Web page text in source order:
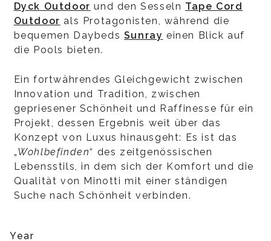
Dyck Outdoor und den Sesseln Tape Cord
Outdoor als Protagonisten, während die
bequemen Daybeds Sunray einen Blick auf
die Pools bieten.
Ein fortwährendes Gleichgewicht zwischen
Innovation und Tradition, zwischen
gepriesener Schönheit und Raffinesse für ein
Projekt, dessen Ergebnis weit über das
Konzept von Luxus hinausgeht: Es ist das
„Wohlbefinden“ des zeitgenössischen
Lebensstils, in dem sich der Komfort und die
Qualität von Minotti mit einer ständigen
Suche nach Schönheit verbinden.
Year